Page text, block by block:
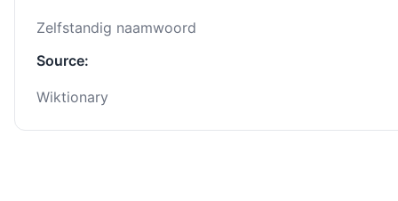
Zelfstandig naamwoord
Source:
Wiktionary